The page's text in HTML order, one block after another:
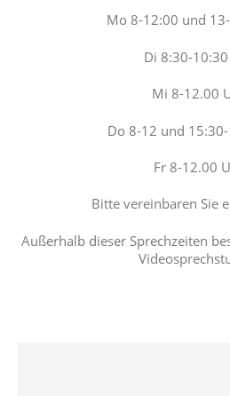
Mo 8-12:00 und
Di 8:30-
Mi 8-12.00
Do 8-12 und
Fr 8-12.00
Bitte vereinbaren Sie
Außerhalb dieser Sprechzeiten